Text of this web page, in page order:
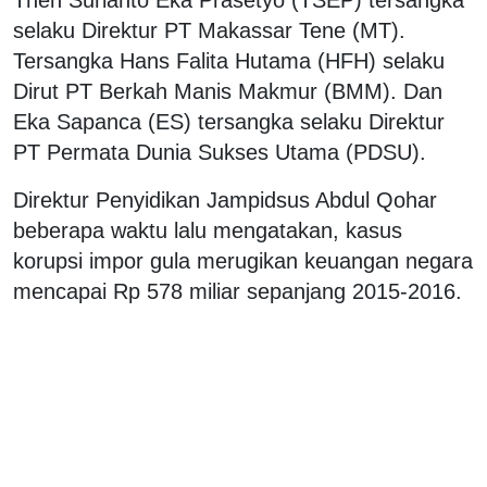
selaku Direktur PT Makassar Tene (MT).
Tersangka Hans Falita Hutama (HFH) selaku
Dirut PT Berkah Manis Makmur (BMM). Dan
Eka Sapanca (ES) tersangka selaku Direktur
PT Permata Dunia Sukses Utama (PDSU).
Direktur Penyidikan Jampidsus Abdul Qohar
beberapa waktu lalu mengatakan, kasus
korupsi impor gula merugikan keuangan negara
mencapai Rp 578 miliar sepanjang 2015-2016.